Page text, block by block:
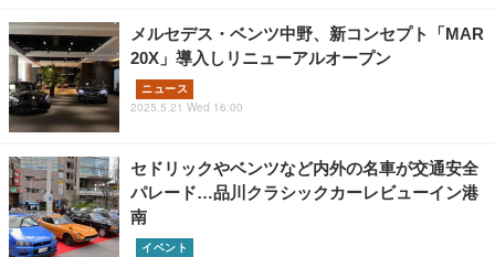
メルセデス・ベンツ中野、新コンセプト「MAR
20X」導入しリニューアルオープン
ニュース
2025.5.21 Wed 16:00
セドリックやベンツなど内外の名車が交通安全
パレード…品川クラシックカーレビューイン港
南
イベント